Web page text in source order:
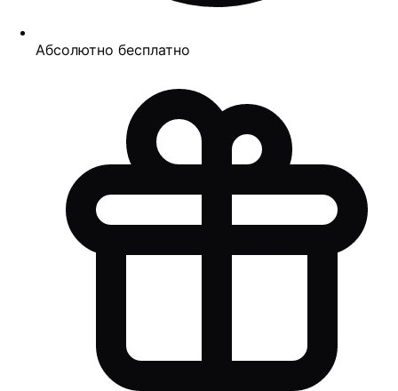
Абсолютно бесплатно